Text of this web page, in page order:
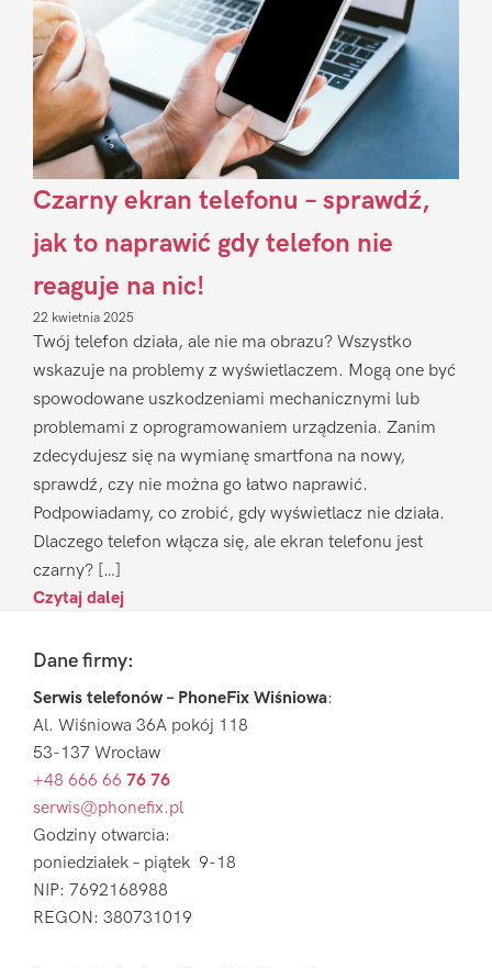
Czarny ekran telefonu – sprawdź,
jak to naprawić gdy telefon nie
reaguje na nic!
22 kwietnia 2025
Twój telefon działa, ale nie ma obrazu? Wszystko
wskazuje na problemy z wyświetlaczem. Mogą one być
spowodowane uszkodzeniami mechanicznymi lub
problemami z oprogramowaniem urządzenia. Zanim
zdecydujesz się na wymianę smartfona na nowy,
sprawdź, czy nie można go łatwo naprawić.
Podpowiadamy, co zrobić, gdy wyświetlacz nie działa.
Dlaczego telefon włącza się, ale ekran telefonu jest
czarny? […]
Czytaj dalej
FooterDane firmy:
Serwis telefonów – PhoneFix Wiśniowa:
Al. Wiśniowa 36A pokój 118
53-137 Wrocław
+48 666 66 76 76
serwis@phonefix.pl
Godziny otwarcia:
poniedziałek – piątek 9-18
NIP: 7692168988
REGON: 380731019